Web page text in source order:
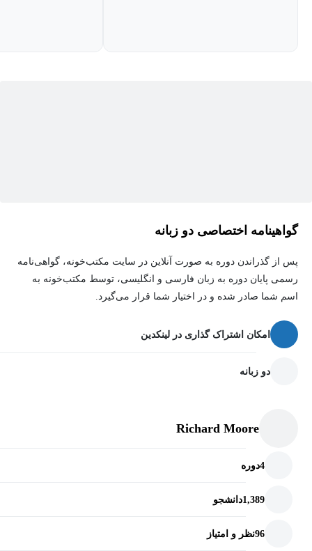
گواهینامه اختصاصی دو زبانه
پس از گذراندن دوره به صورت آنلاین در سایت مکتب‌خونه، گواهی‌نامه
رسمی پایان دوره به زبان فارسی و انگلیسی، توسط مکتب‌خونه به
اسم شما صادر شده و در اختیار شما قرار می‌گیرد.
امکان اشتراک گذاری در لینکدین
دو زبانه
Richard Moore
4دوره
1,389دانشجو
96نظر و امتیاز